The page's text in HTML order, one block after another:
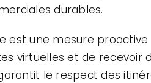
durables.
est une mesure
virtuelles et de recevoir
le respect des